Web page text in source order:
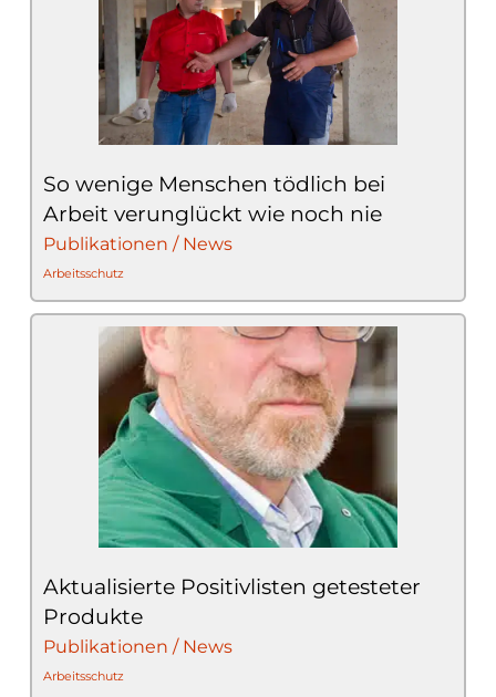
So wenige Menschen tödlich bei
Arbeit verunglückt wie noch nie
Publikationen / News
Arbeitsschutz
Aktualisierte Positivlisten getesteter
Produkte
Publikationen / News
Arbeitsschutz